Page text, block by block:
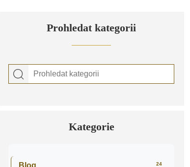
Prohledat kategorii
Kategorie
Blog 24